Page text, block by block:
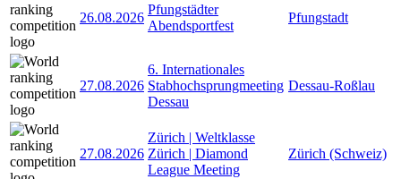
26.08.2026
Pfungstädter
Abendsportfest
Pfungstadt
27.08.2026
6. Internationales
Stabhochsprungmeeting
Dessau
Dessau-Roßlau
27.08.2026
Zürich | Weltklasse
Zürich | Diamond
League Meeting
Zürich (Schweiz)